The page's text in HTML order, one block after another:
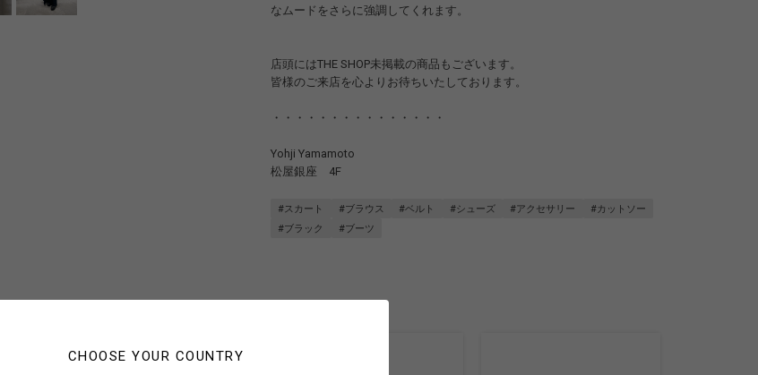
CHOOSE YOUR COUNTRY
なムードをさらに強調してくれます。
店頭にはTHE SHOP未掲載の商品もございます。
皆様のご来店を心よりお待ちいたしております。
・・・・・・・・・・・・・・・
Yohji Yamamoto
松屋銀座 4F
#スカート #ブラウス #ベルト #シューズ #アクセサリー
#カットソー
#ブラック
#ブーツ